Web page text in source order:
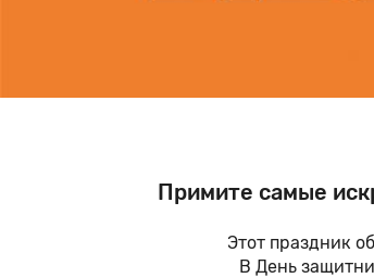
Примите самые
Этот праздник
В День